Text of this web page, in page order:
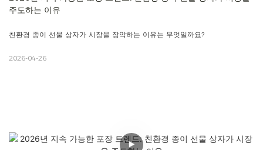
주도하는 이유
친환경 종이 선물 상자가 시장을 장악하는 이유는 무엇일까요?
2026-04-26